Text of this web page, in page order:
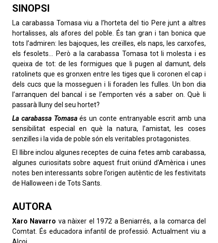
SINOPSI
La carabassa Tomasa viu a l’horteta del tio Pere junt a altres
hortalisses, als afores del poble. És tan gran i tan bonica que
tots l’admiren: les bajoques, les creïlles, els naps, les carxofes,
els fesolets… Però a la carabassa Tomasa tot li molesta i es
queixa de tot: de les formigues que li pugen al damunt, dels
ratolinets que es gronxen entre les tiges que li coronen el cap i
dels cucs que la mosseguen i li foraden les fulles. Un bon dia
l’arranquen del bancal i se l’emporten vés a saber on. Què li
passarà lluny del seu hortet?
La carabassa Tomasaés un conte entranyable escrit amb una
sensibilitat especial en què la natura, l’amistat, les coses
senzilles i la vida de poble són els veritables protagonistes.
El llibre inclou algunes receptes de cuina fetes amb carabassa,
algunes curiositats sobre aquest fruit oriünd d’Amèrica i unes
notes ben interessants sobre l’origen autèntic de les festivitats
de Halloween i de Tots Sants.
AUTORA
Xaro Navarro va nàixer el 1972 a Beniarrés, a la comarca del
Comtat. És educadora infantil de professió. Actualment viu a